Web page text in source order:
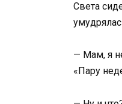
Света
— Мам, я
«Пару